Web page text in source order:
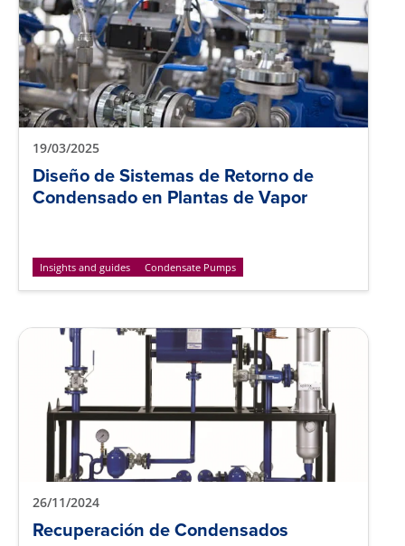
19/03/2025
Diseño de Sistemas de Retorno de
Condensado en Plantas de Vapor
Insights and guides Condensate Pumps
26/11/2024
Recuperación de Condensados